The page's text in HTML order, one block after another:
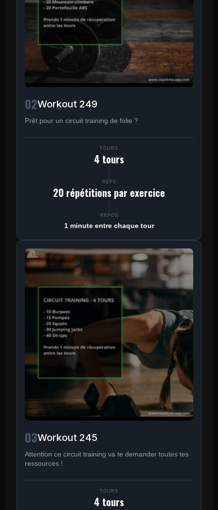
02Workout 249
Prêt pour un circuit training de folie ?
TOURS
4 tours
REPS
20 répétitions par exercice
REPOS
1 minute entre chaque tour
03Workout 245
Attention ce circuit training va te demander toutes tes
ressources !
TOURS
4 tours